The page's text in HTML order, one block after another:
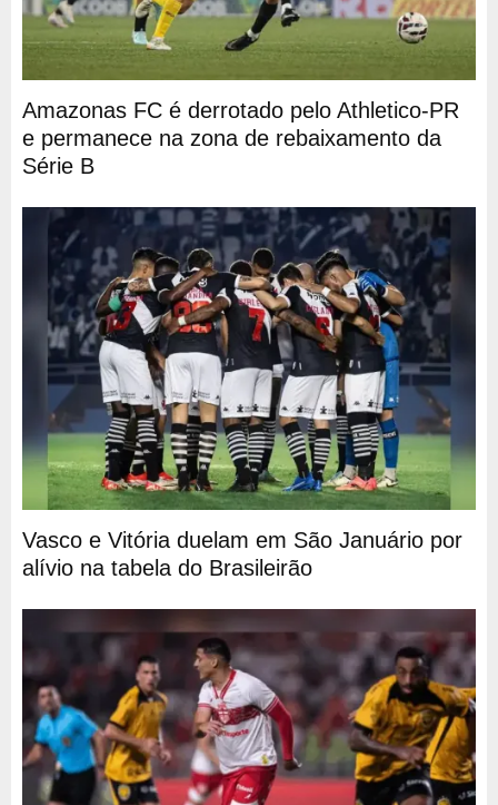
Amazonas FC é derrotado pelo Athletico-PR
e permanece na zona de rebaixamento da
Série B
Vasco e Vitória duelam em São Januário por
alívio na tabela do Brasileirão